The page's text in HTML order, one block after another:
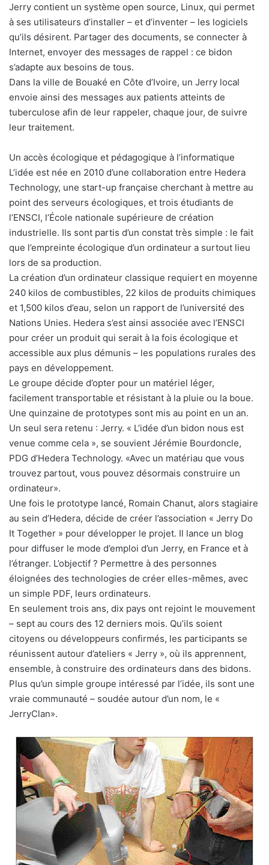
Jerry contient un système open source, Linux, qui permet
à ses utilisateurs d’installer – et d’inventer – les logiciels
qu’ils désirent. Partager des documents, se connecter à
Internet, envoyer des messages de rappel : ce bidon
s’adapte aux besoins de tous.
Dans la ville de Bouaké en Côte d’Ivoire, un Jerry local
envoie ainsi des messages aux patients atteints de
tuberculose afin de leur rappeler, chaque jour, de suivre
leur traitement.
Un accès écologique et pédagogique à l’informatique
L’idée est née en 2010 d’une collaboration entre Hedera
Technology, une start-up française cherchant à mettre au
point des serveurs écologiques, et trois étudiants de
l’ENSCI, l’École nationale supérieure de création
industrielle. Ils sont partis d’un constat très simple : le fait
que l’empreinte écologique d’un ordinateur a surtout lieu
lors de sa production.
La création d’un ordinateur classique requiert en moyenne
240 kilos de combustibles, 22 kilos de produits chimiques
et 1,500 kilos d’eau, selon un rapport de l’université des
Nations Unies. Hedera s’est ainsi associée avec l’ENSCI
pour créer un produit qui serait à la fois écologique et
accessible aux plus démunis – les populations rurales des
pays en développement.
Le groupe décide d’opter pour un matériel léger,
facilement transportable et résistant à la pluie ou la boue.
Une quinzaine de prototypes sont mis au point en un an.
Un seul sera retenu : Jerry. « L’idée d’un bidon nous est
venue comme cela », se souvient Jérémie Bourdoncle,
PDG d’Hedera Technology. «Avec un matériau que vous
trouvez partout, vous pouvez désormais construire un
ordinateur».
Une fois le prototype lancé, Romain Chanut, alors stagiaire
au sein d’Hedera, décide de créer l’association « Jerry Do
It Together » pour développer le projet. Il lance un blog
pour diffuser le mode d’emploi d’un Jerry, en France et à
l’étranger. L’objectif ? Permettre à des personnes
éloignées des technologies de créer elles-mêmes, avec
un simple PDF, leurs ordinateurs.
En seulement trois ans, dix pays ont rejoint le mouvement
– sept au cours des 12 derniers mois. Qu’ils soient
citoyens ou développeurs confirmés, les participants se
réunissent autour d’ateliers « Jerry », où ils apprennent,
ensemble, à construire des ordinateurs dans des bidons.
Plus qu’un simple groupe intéressé par l’idée, ils sont une
vraie communauté – soudée autour d’un nom, le «
JerryClan».